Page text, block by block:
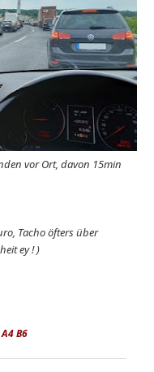
vor Ort, davon 15min
Tacho öfters über
ey ! )
B6